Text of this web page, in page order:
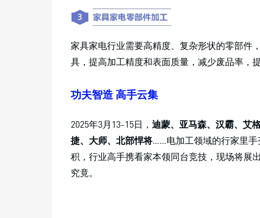
家具家电行业需要高精度、复杂形状的零部件
具，提高加工精度和表面质量，减少废品率，
功夫智造 高手云集
2025年3月13-15日， 迪蒙、亚马森、汉霸、艾
捷、大师、北部悍将……电加工领域的行家里手
积，行业高手携看家本领同台竞技，现场将展
究竟。